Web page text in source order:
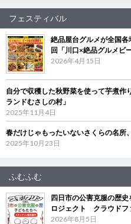
フェスティバル
絶品屋台グルメが全国
回「川口×絶品グルメビ
2026年4月15日
自分で収穫した秋野菜を使って芋煮
ランドむさしの村」
2025年11月4日
春だけじゃもったいないさくらの名所
2025年10月23日
ふむふむ
四日市の公害克服の歴
ロジェクト クラウドフ
2026年8月5日